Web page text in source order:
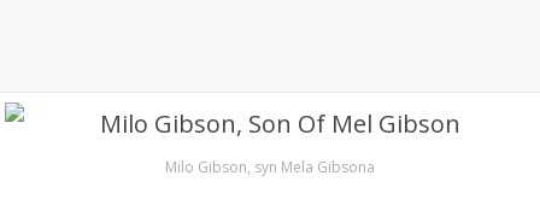
Milo Gibson, syn Mela Gibsona